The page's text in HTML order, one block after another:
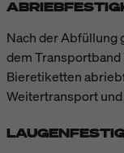
Nach der Abfüllung
dem Transportband
Bieretiketten
Weitertransport